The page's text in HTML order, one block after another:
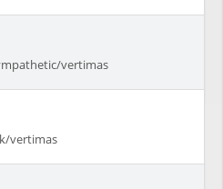
vertimas
vertimas